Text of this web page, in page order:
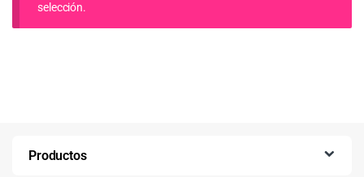
selección.
Productos